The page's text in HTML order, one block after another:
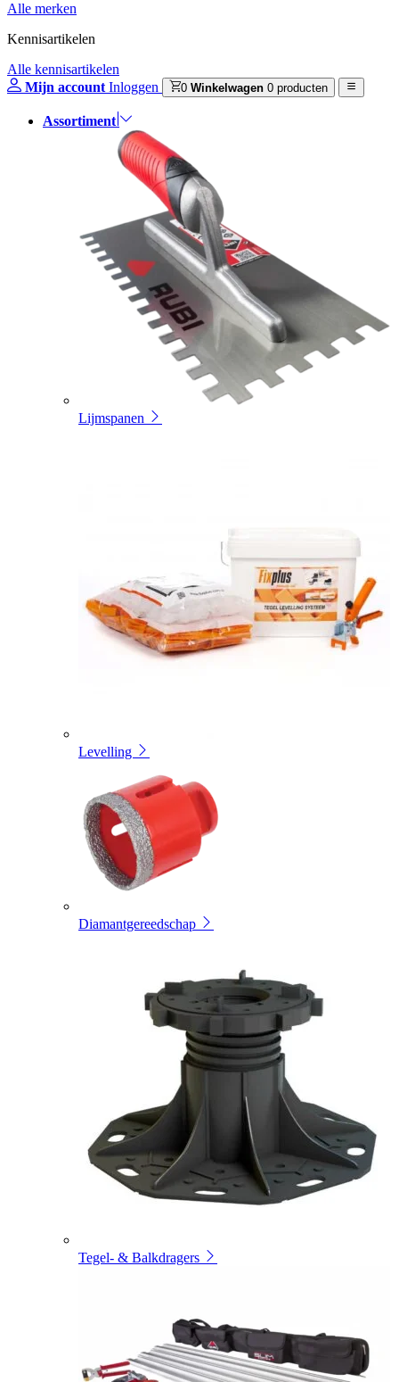
Alle merken
Kennisartikelen
Alle kennisartikelen
Mijn account Inloggen 0 Winkelwagen 0 producten
Assortiment
Lijmspanen
Levelling
Diamantgereedschap
Tegel- & Balkdragers